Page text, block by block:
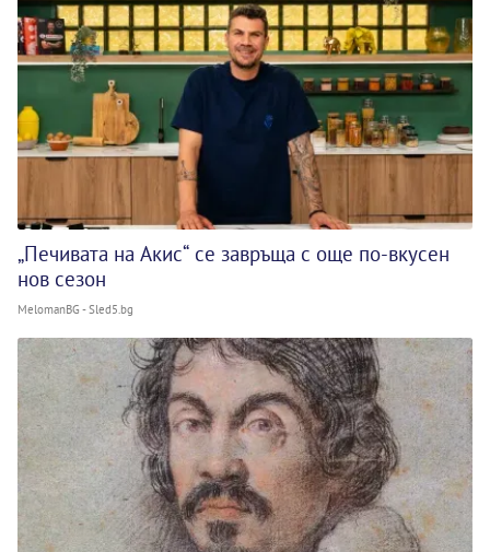
„Печивата на Акис“ се завръща с още по-вкусен
нов сезон
MelomanBG - Sled5.bg